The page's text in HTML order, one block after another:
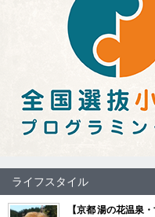
ライフスタイル
【京都 湯の花温泉